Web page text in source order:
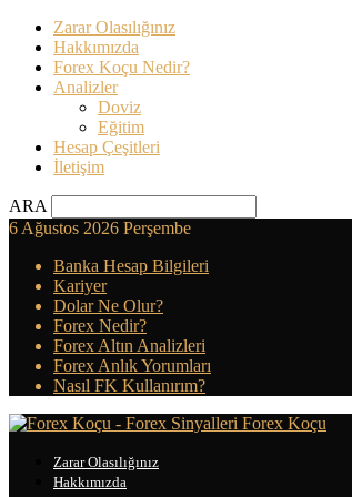
Zarar Olasılığınız
Hakkımızda
Forex Koçu Nedir?
Analizler
Doviz
Eğitim
Hesap Çeşitleri
İletişim
ARA
6 Ağustos 2026 Perşembe
Banka Hesap Bilgileri
Kariyer
Dolar Ne Olur?
Forex Nedir?
Forex Altın Analizleri
Forex Anlık Yorumları
Nasıl FK Kullanırım?
Forex Koçu
Zarar Olasılığınız
Hakkımızda